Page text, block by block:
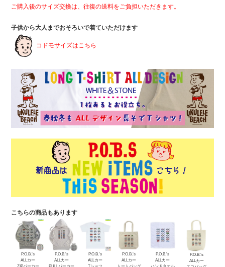
ご購入後のサイズ交換は、往復の送料をご負担いただきます。
子供から大人までおそろいで着ていただけます
コドモサイズはこちら
こちらの商品もあります
P.O.B.’s
ALLカー
P.O.B.’s
ALLカー
P.O.B.’s
ALLカー
P.O.B.’s
ALLカー
P.O.B.’s
ALLカー
P.O.B.’s
ALLカー